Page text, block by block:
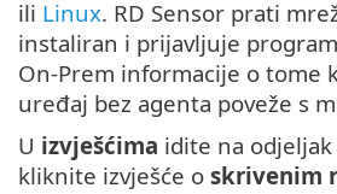
ili Linux. RD Sensor prati
instaliran i prijavljuje programu
On-Prem informacije o tome
uređaj bez agenta poveže s
U izvješćima idite na odjeljak
kliknite izvješće o skrivenim